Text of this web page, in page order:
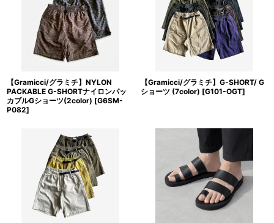
【Gramicci/グラミチ】NYLON
PACKABLE G-SHORTナイロンパッ
カブルGショーツ(2color) [G6SM-
P082]
【Gramicci/グラミチ】G-SHORT/ G
ショーツ (7color) [G101-OGT]